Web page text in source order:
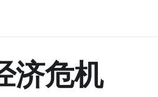
济危机